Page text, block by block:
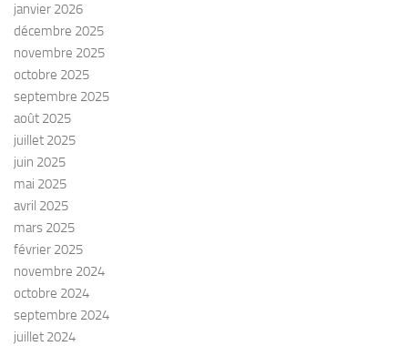
janvier 2026
décembre 2025
novembre 2025
octobre 2025
septembre 2025
août 2025
juillet 2025
juin 2025
mai 2025
avril 2025
mars 2025
février 2025
novembre 2024
octobre 2024
septembre 2024
juillet 2024